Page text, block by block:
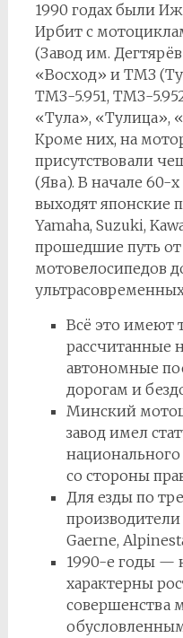
1990 годах были
Ирбит с
(Завод им.
«Восход» и ТМЗ
ТМЗ-5.951, ТМЗ-
«Тула», «Тулица»,
Кроме них, на
присутствовали
(Ява). В начале 60-
выходят японские
Yamaha, Suzuki,
прошедшие путь
мотовелосипедов
Всё это имеют
рассчитанные
автономные
дорогам и
Минский
завод имел
со стороны
Для езды по
Gaerne,
1990-е годы —
характерны
совершенства